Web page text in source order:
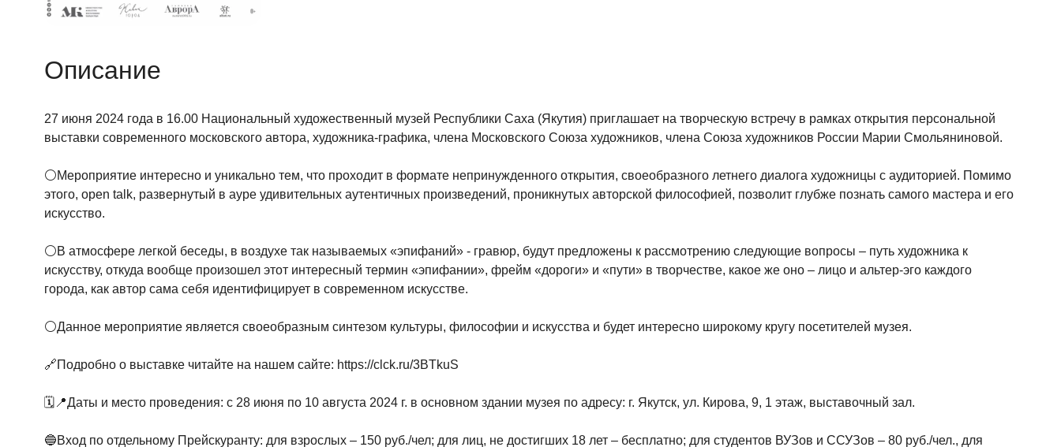
Описание
27 июня 2024 года в 16.00 Национальный художественный музей Республики Саха (Якутия) приглашает на творческую встречу в рамках открытия персональной
выставки современного московского автора, художника-графика, члена Московского Союза художников, члена Союза художников России Марии Смольяниновой.
⚪Мероприятие интересно и уникально тем, что проходит в формате непринужденного открытия, своеобразного летнего диалога художницы с аудиторией. Помимо
этого, open talk, развернутый в ауре удивительных аутентичных произведений, проникнутых авторской философией, позволит глубже познать самого мастера и его
искусство.
⚪В атмосфере легкой беседы, в воздухе так называемых «эпифаний» - гравюр, будут предложены к рассмотрению следующие вопросы – путь художника к
искусству, откуда вообще произошел этот интересный термин «эпифании», фрейм «дороги» и «пути» в творчестве, какое же оно – лицо и альтер-эго каждого
города, как автор сама себя идентифицирует в современном искусстве.
⚪Данное мероприятие является своеобразным синтезом культуры, философии и искусства и будет интересно широкому кругу посетителей музея.
🔗Подробно о выставке читайте на нашем сайте: https://clck.ru/3BTkuS
🗓📍Даты и место проведения: с 28 июня по 10 августа 2024 г. в основном здании музея по адресу: г. Якутск, ул. Кирова, 9, 1 этаж, выставочный зал.
🔵Вход по отдельному Прейскуранту: для взрослых – 150 руб./чел; для лиц, не достигших 18 лет – бесплатно; для студентов ВУЗов и ССУЗов – 80 руб./чел., для